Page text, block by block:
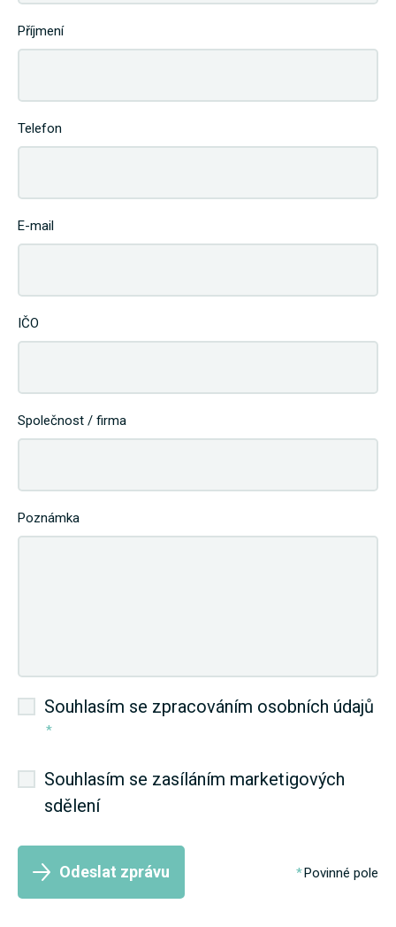
Příjmení
Telefon
E-mail
IČO
Společnost / firma
Poznámka
Souhlasím se zpracováním osobních údajů
*
Souhlasím se zasíláním marketigových
sdělení
Odeslat zprávu Povinné pole